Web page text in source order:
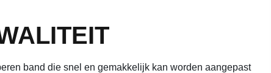
band die snel en gemakkelijk kan worden aangepast